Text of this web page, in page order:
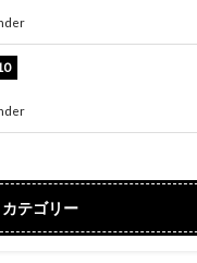
カテゴリー